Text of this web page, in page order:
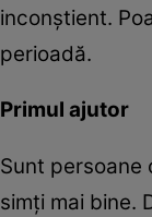
inconştient.
perioadă.
Primul ajutor
Sunt persoane
simţi mai bine.